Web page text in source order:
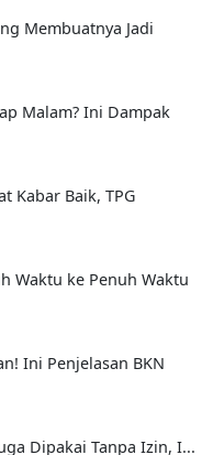
Membuatnya Jadi
Malam? Ini Dampak
Kabar Baik, TPG
Waktu ke Penuh Waktu
Ini Penjelasan BKN
Dipakai Tanpa Izin, I...